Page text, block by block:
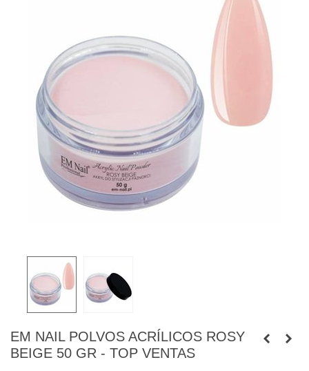
EM NAIL POLVOS ACRÍLICOS ROSY
BEIGE 50 GR - TOP VENTAS